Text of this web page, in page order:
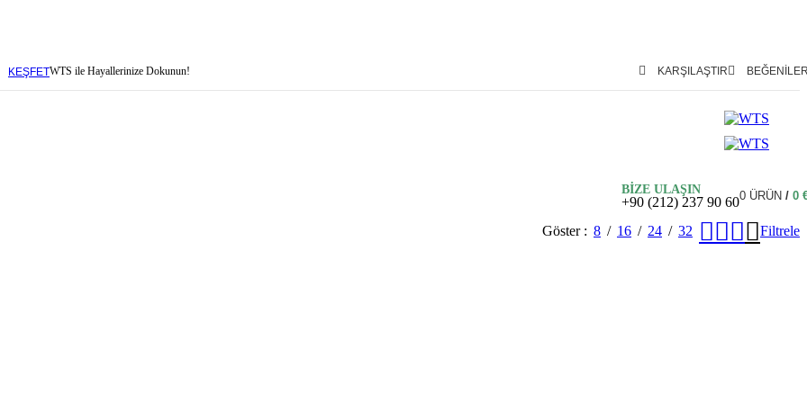
KEŞFETWTS ile Hayallerinize Dokunun! KARŞILAŞTIR
BİZE ULAŞIN
+90 (212) 237 90 600 ÜRÜN / 0
Göster 8 16 24 32 Filtrele